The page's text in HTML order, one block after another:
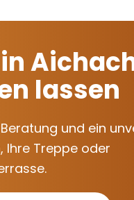
lassen
und ein
Ihre Treppe oder